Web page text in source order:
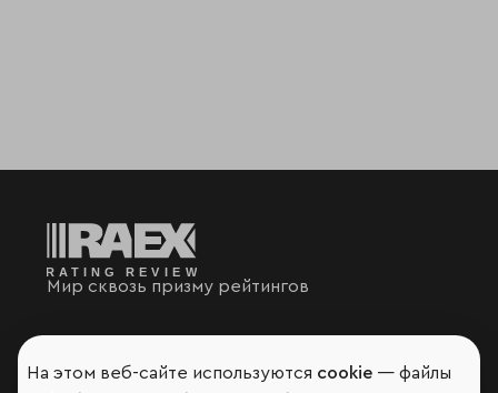
Мир сквозь призму рейтингов
На этом веб-сайте используются cookie — файлы